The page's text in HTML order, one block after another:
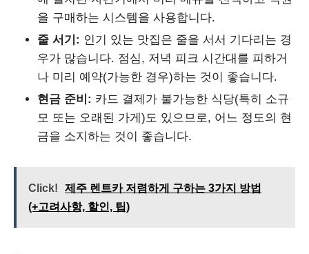
을 구매하는 시스템을 사용합니다.
줄 서기: 인기 있는 맛집은 줄을 서서 기다리는 경
우가 많습니다. 점심, 저녁 피크 시간대를 피하거
나 미리 예약(가능한 경우)하는 것이 좋습니다.
현금 준비: 카드 결제가 불가능한 식당(특히 소규
모 또는 오래된 가게)도 있으므로, 어느 정도의 현
금을 소지하는 것이 좋습니다.
Click!
제주 렌트카 저렴하게 구하는 3가지 방법
(+고려사항, 할인, 팁)